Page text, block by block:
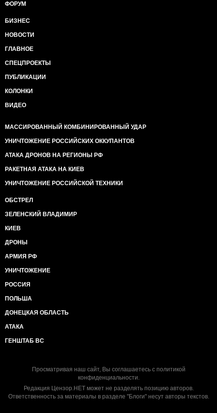
ФОРУМ
БИЗНЕС
НОВОСТИ
ГЛАВНОЕ
СПЕЦПРОЕКТЫ
ПУБЛИКАЦИИ
КОЛОНКИ
ВИДЕО
МАССИРОВАННЫЙ КОМБИНИРОВАННЫЙ УДАР
УНИЧТОЖЕНИЕ РОССИЙСКИХ ОККУПАНТОВ
АТАКА ДРОНОВ НА РЕГИОНЫ РФ
РАКЕТНАЯ АТАКА НА КИЕВ
УНИЧТОЖЕНИЕ РОССИЙСКОЙ ТЕХНИКИ
ОБСТРЕЛ
ЗЕЛЕНСКИЙ ВЛАДИМИР
КИЕВ
ДРОНЫ
АРМИЯ РФ
УНИЧТОЖЕНИЕ
РОССИЯ
ПОЛЬША
ДОНЕЦКАЯ ОБЛАСТЬ
АТАКА
ГЕНШТАБ ВС
Просматривая наш сайт, Вы соглашаетесь с политикой
конфиденциальности.
Редакция Цензор.НЕТ может не разделять позицию авторов.
Ответственность за материалы в разделе "Блоги" несут авторы текстов.